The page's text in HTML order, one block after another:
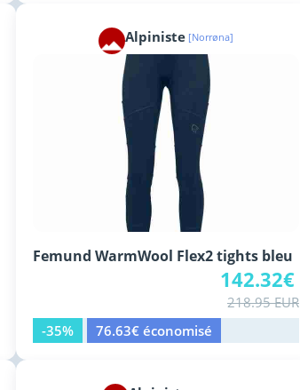
Alpiniste [Norrøna]
Femund WarmWool Flex2 tights bleu
142.32€
218.95 EUR
-35%
76.63€ économisé